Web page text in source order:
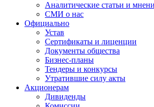
Аналитические статьи и
СМИ о нас
Официально
Устав
Сертификаты и лиценции
Документы общества
Бизнес-планы
Тендеры и конкурсы
Утратившие силу акты
Акционерам
Дивиденды